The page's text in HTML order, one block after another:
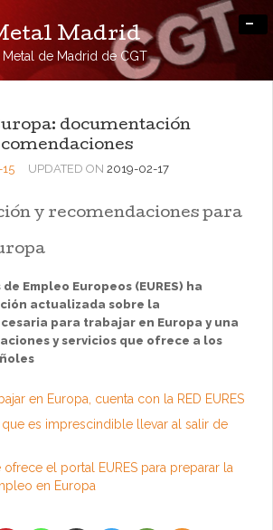
Madrid
de Madrid de CGT
-
documentación
UPDATED ON 2019-02-17
Empleo Europeos (EURES) ha
actualizada sobre la
para trabajar en Europa y una
y servicios que ofrece a los
en Europa, cuenta con la RED EURES
es imprescindible llevar al salir de
el portal EURES para preparar la
en Europa